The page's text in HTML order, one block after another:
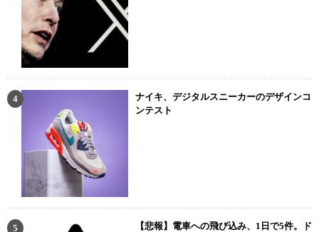
ナイキ、デジタルスニーカーのデザインコ
ンテスト
【悲報】電車への飛び込み、1日で5件。ド